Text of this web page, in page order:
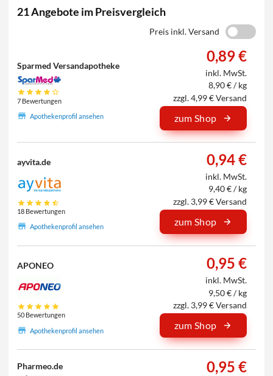
21 Angebote im Preisvergleich
Preis inkl. Versand
Sparmed Versandapotheke
7 Bewertungen
Apothekenprofil ansehen
0,89 €
inkl. MwSt.
8,90 € / kg
zzgl. 4,99 € Versand
zum Shop
ayvita.de
18 Bewertungen
Apothekenprofil ansehen
0,94 €
inkl. MwSt.
9,40 € / kg
zzgl. 3,99 € Versand
zum Shop
APONEO
50 Bewertungen
Apothekenprofil ansehen
0,95 €
inkl. MwSt.
9,50 € / kg
zzgl. 3,99 € Versand
zum Shop
Pharmeo.de 0,95 €